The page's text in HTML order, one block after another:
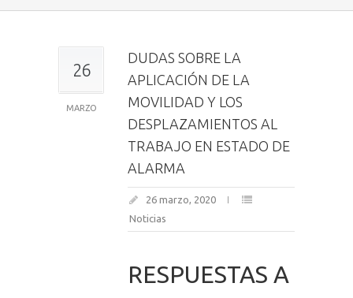
26
MARZO
DUDAS SOBRE LA
APLICACIÓN DE LA
MOVILIDAD Y LOS
DESPLAZAMIENTOS AL
TRABAJO EN ESTADO DE
ALARMA
26 marzo, 2020
Noticias
RESPUESTAS A